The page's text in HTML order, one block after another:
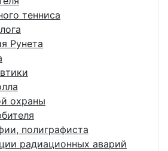
тенниса
Рунета
охраны
полиграфиста
радиационных аварий